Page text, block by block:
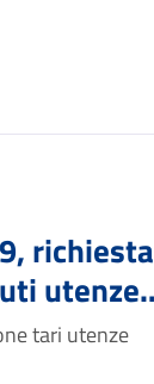
richiesta
utenze
tari utenze